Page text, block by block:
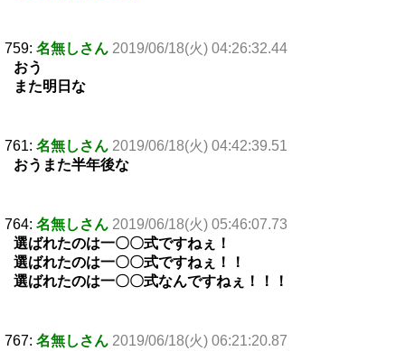
759: 名無しさん 2019/06/18(火) 04:26:32.44
おう
また明日な
761: 名無しさん 2019/06/18(火) 04:42:39.51
おうまた半年後な
764: 名無しさん 2019/06/18(火) 05:46:07.73
選ばれたのは一〇〇式ですねぇ！
選ばれたのは一〇〇式ですねぇ！！
選ばれたのは一〇〇式なんですねぇ！！！
767: 名無しさん 2019/06/18(火) 06:21:20.87